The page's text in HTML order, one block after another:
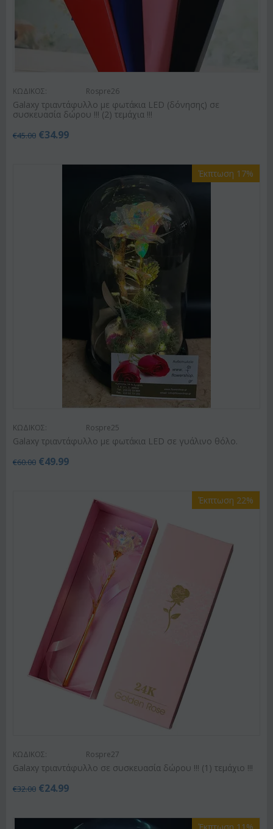
ΚΩΔΙΚΟΣ: Rospre26
Galaxy τριαντάφυλλο με φωτάκια LED (δόνησης) σε
συσκευασία δώρου !!! (2) τεμάχια !!!
€45.00 €34.99
Έκπτωση 17%
ΚΩΔΙΚΟΣ: Rospre25
Galaxy τριαντάφυλλο με φωτάκια LED σε γυάλινο θόλο.
€60.00 €49.99
Έκπτωση 22%
ΚΩΔΙΚΟΣ: Rospre27
Galaxy τριαντάφυλλο σε συσκευασία δώρου !!! (1) τεμάχιo !!!
€32.00 €24.99